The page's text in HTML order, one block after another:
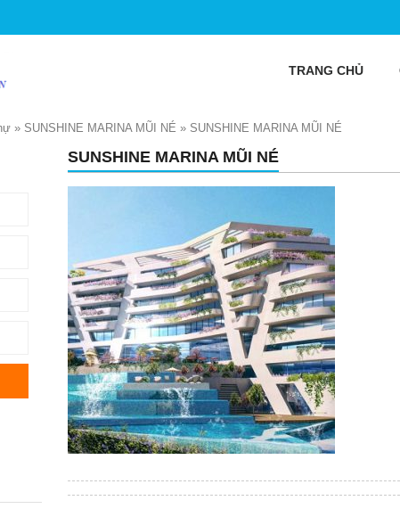
TRANG CHỦ
» SUNSHINE MARINA MŨI NÉ » SUNSHINE MARINA MŨI NÉ
SUNSHINE MARINA MŨI NÉ